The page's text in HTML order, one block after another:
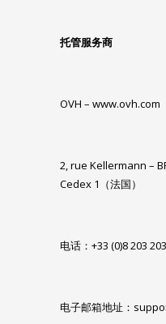
托管服务商
OVH – www.ovh.com
2, rue Kellermann –
Cedex 1（法国）
电话：+33 (0)8 203
电子邮箱地址：